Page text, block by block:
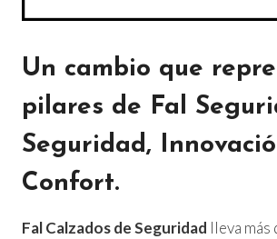
Un cambio que
pilares de Fal
Seguridad,
Confort.
Fal Calzados de Seguridad lleva más